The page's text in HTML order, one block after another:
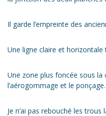
Il garde l’empreinte des
Une ligne claire et
Une zone plus foncée sous la
l’aérogommage et le ponçage.
Je n’ai pas rebouché les